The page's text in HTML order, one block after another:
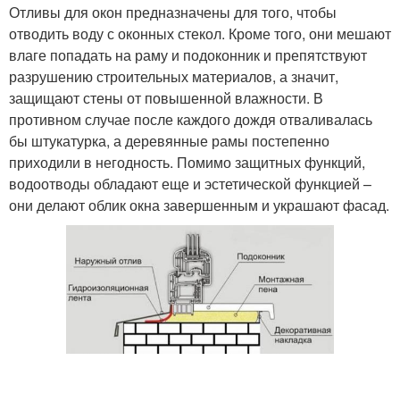
Отливы для окон предназначены для того, чтобы
отводить воду с оконных стекол. Кроме того, они мешают
влаге попадать на раму и подоконник и препятствуют
разрушению строительных материалов, а значит,
защищают стены от повышенной влажности. В
противном случае после каждого дождя отваливалась
бы штукатурка, а деревянные рамы постепенно
приходили в негодность. Помимо защитных функций,
водоотводы обладают еще и эстетической функцией –
они делают облик окна завершенным и украшают фасад.